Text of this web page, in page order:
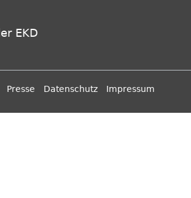
Presse